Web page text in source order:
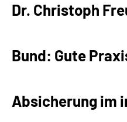
Beratung & Kontakt
Experten
Dr. Christoph
Bund: Gute
Absicherung im